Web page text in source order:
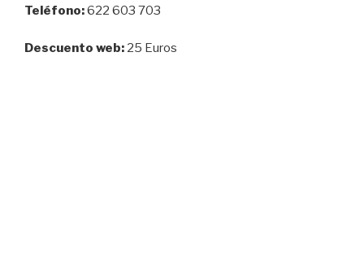
Teléfono:622 603 703
Descuento web: 25 Euros